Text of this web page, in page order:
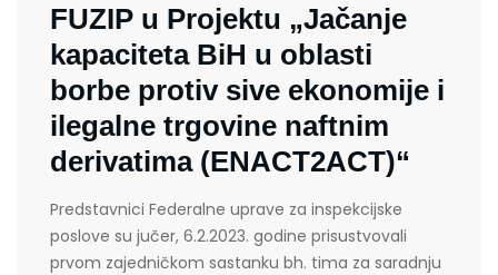
FUZIP u Projektu „Jačanje
kapaciteta BiH u oblasti
borbe protiv sive ekonomije i
ilegalne trgovine naftnim
derivatima (ENACT2ACT)“
Predstavnici Federalne uprave za inspekcijske
poslove su jučer, 6.2.2023. godine prisustvovali
prvom zajedničkom sastanku bh. tima za saradnju